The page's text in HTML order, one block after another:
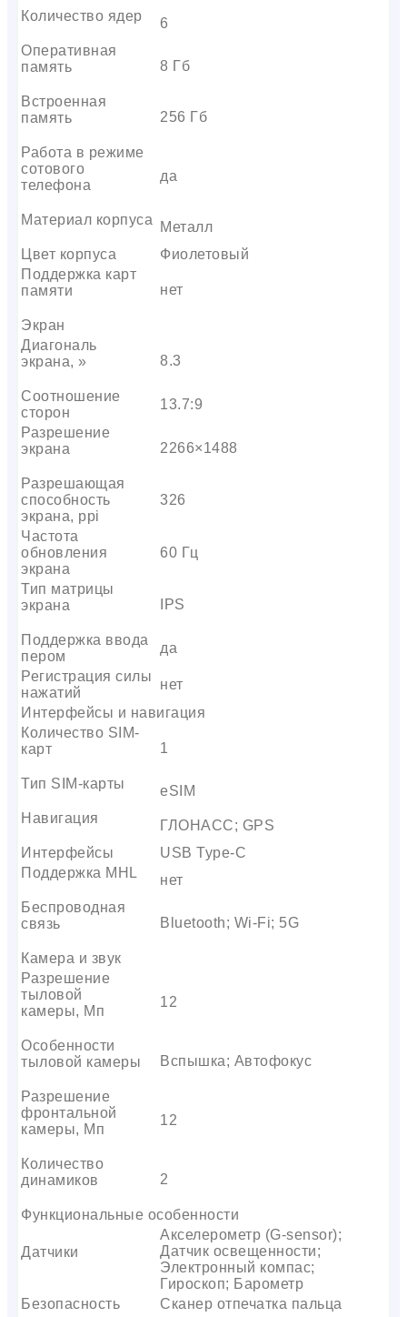
Количество ядер
6
Оперативная
память
8 Гб
Встроенная
память
256 Гб
Работа в режиме
сотового
телефона
да
Материал корпуса
Металл
Цвет корпуса
Фиолетовый
Поддержка карт
памяти
нет
Экран
Диагональ
экрана, »
8.3
Соотношение
сторон
13.7:9
Разрешение
экрана
2266×1488
Разрешающая
способность
экрана, ppi
326
Частота
обновления
экрана
60 Гц
Тип матрицы
экрана
IPS
Поддержка ввода
пером
да
Регистрация силы
нажатий
нет
Интерфейсы и навигация
Количество SIM-
карт
1
Тип SIM-карты
eSIM
Навигация
ГЛОНАСС; GPS
Интерфейсы
USB Type-C
Поддержка MHL
нет
Беспроводная
связь
Bluetooth; Wi-Fi; 5G
Камера и звук
Разрешение
тыловой
камеры, Мп
12
Особенности
тыловой камеры
Вспышка; Автофокус
Разрешение
фронтальной
камеры, Мп
12
Количество
динамиков
2
Функциональные особенности
Датчики
Акселерометр (G-sensor);
Датчик освещенности;
Электронный компас;
Гироскоп; Барометр
Безопасность
Сканер отпечатка пальца